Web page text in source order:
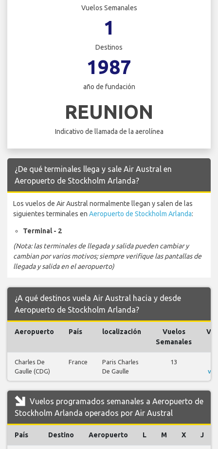
Vuelos Semanales
1
Destinos
1987
año de fundación
REUNION
Indicativo de llamada de la aerolínea
¿De qué terminales llega y sale Air Austral en
Aeropuerto de Stockholm Arlanda?
Los vuelos de Air Austral normalmente llegan y salen de las
siguientes terminales en Aeropuerto de Stockholm Arlanda:
Terminal - 2
(Nota: las terminales de llegada y salida pueden cambiar y
cambian por varios motivos; siempre verifique las pantallas de
llegada y salida en el aeropuerto)
¿A qué destinos vuela Air Austral hacia y desde
Aeropuerto de Stockholm Arlanda?
Aeropuerto País localización
Vuelos
Semanales
Charles De
Gaulle (CDG)
France
Paris Charles
De Gaulle
13
Vuelos programados semanales a Aeropuerto de
Stockholm Arlanda operados por Air Austral
País Destino Aeropuerto L M X J